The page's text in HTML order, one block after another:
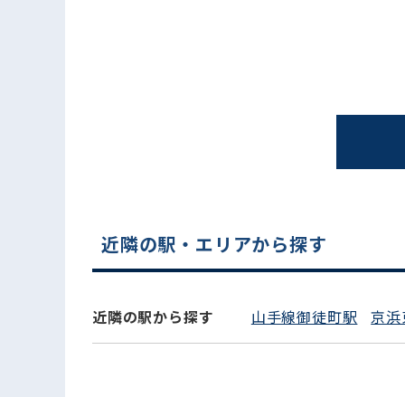
電話でお問い合わせ
近隣の駅・エリアから探す
近隣の駅から探す 山手線御徒町駅 京